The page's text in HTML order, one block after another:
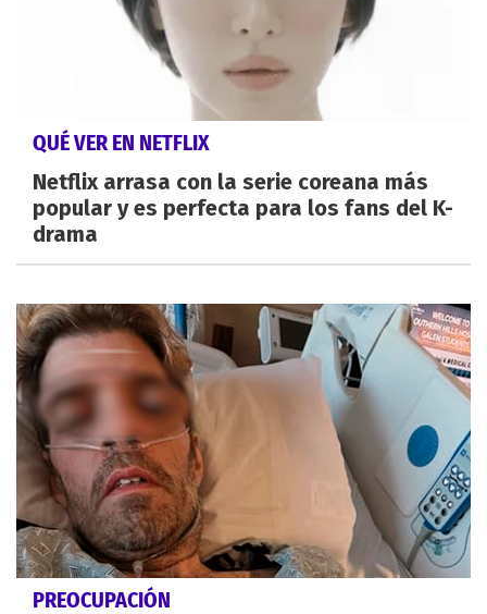
QUÉ VER EN NETFLIX
Netflix arrasa con la serie coreana más
popular y es perfecta para los fans del K-
drama
PREOCUPACIÓN